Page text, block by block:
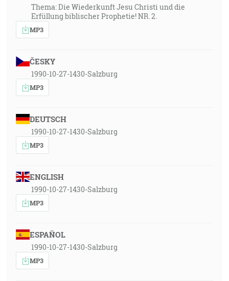
Thema: Die Wiederkunft Jesu Christi und die
Erfüllung biblischer Prophetie! NR. 2.
MP3
ČESKY
1990-10-27-1430-Salzburg
MP3
DEUTSCH
1990-10-27-1430-Salzburg
MP3
ENGLISH
1990-10-27-1430-Salzburg
MP3
ESPAÑOL
1990-10-27-1430-Salzburg
MP3